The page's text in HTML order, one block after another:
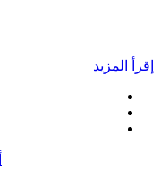
إقرأ المزيد